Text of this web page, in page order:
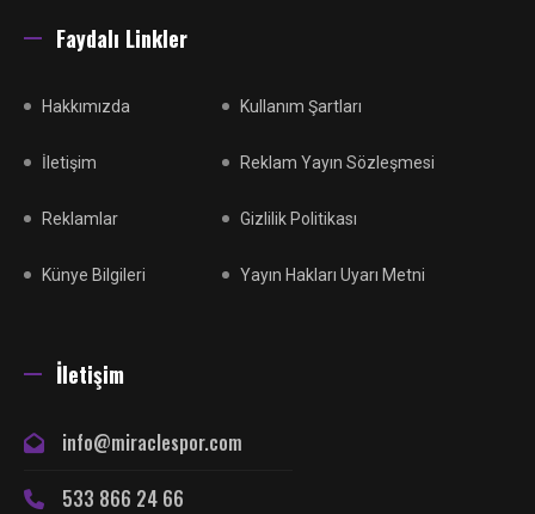
Faydalı Linkler
Hakkımızda
İletişim
Reklamlar
Künye Bilgileri
Kullanım Şartları
Reklam Yayın Sözleşmesi
Gizlilik Politikası
Yayın Hakları Uyarı Metni
İletişim
info@miraclespor.com
533 866 24 66